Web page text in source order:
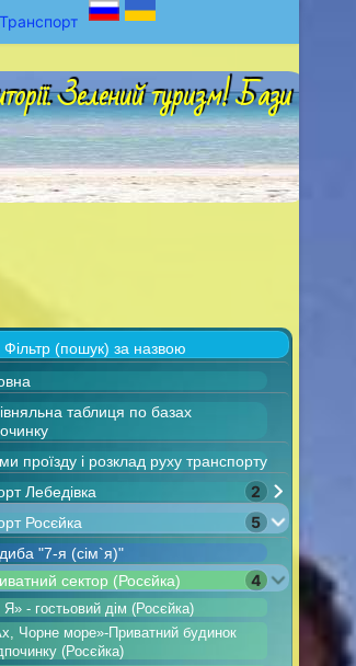
Транспорт
Зелений туризм! Бази
таблиця по базах
проїзду і розклад руху транспорту
Лебедівка
2
Росєйка 5
"7-я (сім`я)"
сектор (Росєйка)
4
Я» - гостьовий дім (Росєйка)
Чорне море»-Приватний будинок
(Росєйка)